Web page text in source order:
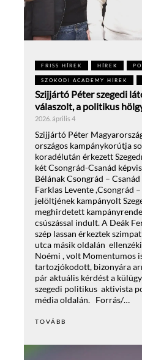
FRISS HÍREK HÍREK
SZOKODI ACADEMY HÍREK
Szijjártó Péter szegedi
válaszolt, a politikus
2026. április 4
Szijjártó Péter
országos kampánykorútja
koradélután érkezett
két Csongrád-Csanád
Bélának Csongrád –
Farklas Levente ,Csongrád –
jelöltjének kampányolt
meghirdetett
csúszással indult. A Deák
szép lassan érkeztek
utca másik oldalán
Noémi , volt Momentumos
tartozjókodott, bizonyára
pár aktuális kérdést a
szegedi politikus aktivista
média oldalán. Forrás/…
TOVÁBB